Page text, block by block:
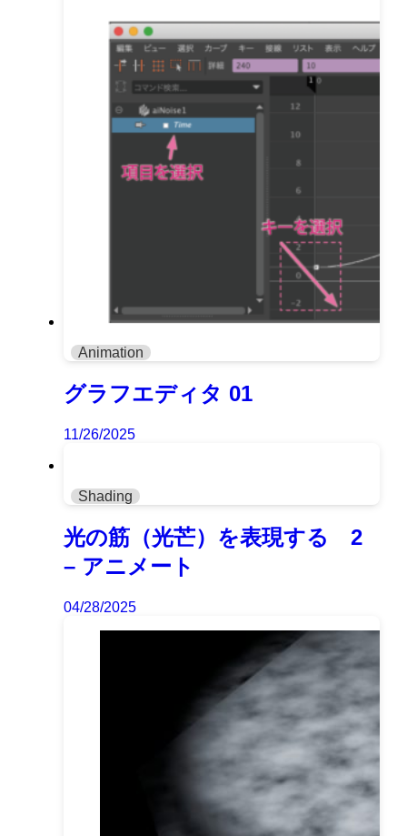
Animation
グラフエディタ 01
11/26/2025
Shading
光の筋（光芒）を表現する 2
– アニメート
04/28/2025